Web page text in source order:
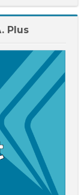
Plus